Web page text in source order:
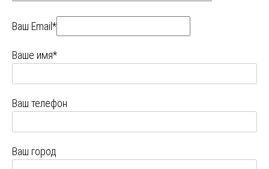
Ваш Email*
Ваше имя*
Ваш телефон
Ваш город